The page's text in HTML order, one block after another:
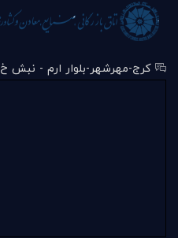
کرج-مهرشهر-بلوار ارم - نبش خ 100 غربی - ساختمان آناهیتا